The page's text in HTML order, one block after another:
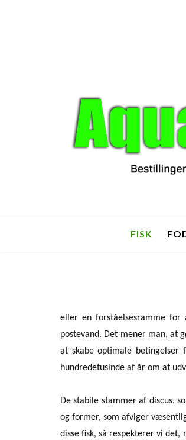
FISK
eller en forståelsesramme
postevand. Det mener man, at
at skabe optimale betingelser
hundredetusinde af år om at
De stabile stammer af discus,
og former, som afviger
disse fisk, så respekterer vi